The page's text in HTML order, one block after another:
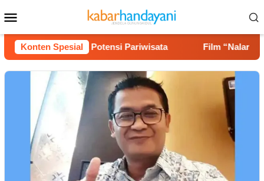
ke
kontenMobile
Konten Spesial
Jalan hingga Potensi Pariwisata Film “Nalar” Karya